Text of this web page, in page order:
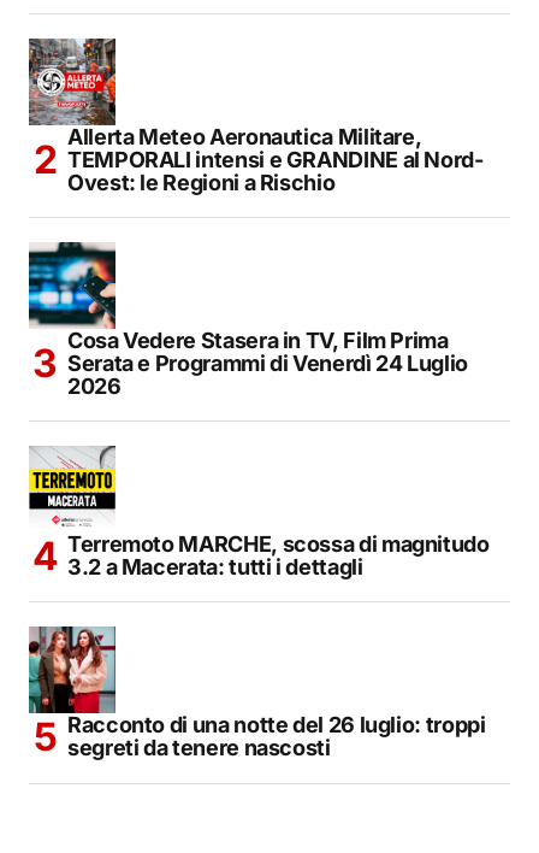
Allerta Meteo Aeronautica Militare,
TEMPORALI intensi e GRANDINE al Nord-
Ovest: le Regioni a Rischio
Cosa Vedere Stasera in TV, Film Prima
Serata e Programmi di Venerdì 24 Luglio
2026
Terremoto MARCHE, scossa di magnitudo
3.2 a Macerata: tutti i dettagli
Racconto di una notte del 26 luglio: troppi
segreti da tenere nascosti